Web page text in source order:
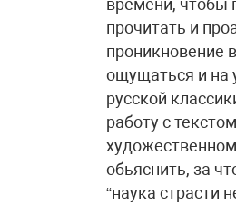
времени, чтобы
прочитать и
проникновение
ощущаться и на
русской
работу с
обьяснить, за
“наука страсти